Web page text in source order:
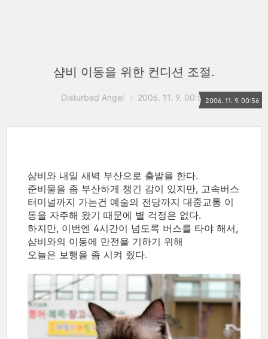
샴비 이동을 위한 컨디션 조절.
Disturbed Angel 2006. 11. 9. 00:562006. 11. 9. 00:56
샴비와 내일 새벽 부산으로 출발을 한다.
준비물을 좀 부산하게 챙긴 감이 있지만, 고속버스
터미널까지 가는건 예술의 전당까지 대중교통 이
동을 자주해 왔기 때문에 별 걱정은 없다.
하지만, 이번엔 4시간이 넘도록 버스를 타야 해서,
샴비와의 이동에 만전을 기하기 위해
오늘은 보행을 좀 시켜 줬다.